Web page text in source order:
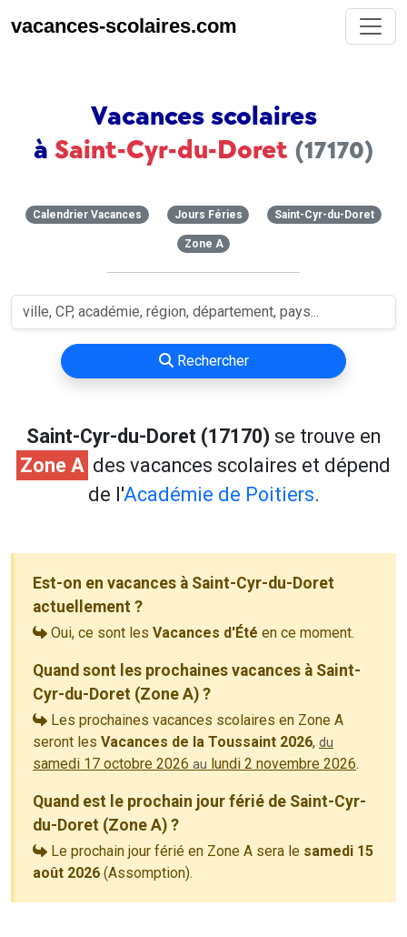
vacances-scolaires.com
Vacances scolaires
à Saint-Cyr-du-Doret (17170)
Calendrier Vacances Jours Féries Saint-Cyr-du-Doret
Zone A
Rechercher
Saint-Cyr-du-Doret (17170) se trouve en
Zone A des vacances scolaires et dépend
de l'Académie de Poitiers.
Est-on en vacances à Saint-Cyr-du-Doret
actuellement ?
Oui, ce sont les Vacances d'Été en ce moment.
Quand sont les prochaines vacances à Saint-
Cyr-du-Doret (Zone A) ?
Les prochaines vacances scolaires en Zone A
seront les Vacances de la Toussaint 2026, du
samedi 17 octobre 2026 au lundi 2 novembre 2026.
Quand est le prochain jour férié de Saint-Cyr-
du-Doret (Zone A) ?
Le prochain jour férié en Zone A sera le samedi 15
août 2026 (Assomption).